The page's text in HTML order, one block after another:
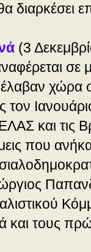
διαρκέσει
(3
σε
χώρα
τον
και τις
που
και τους